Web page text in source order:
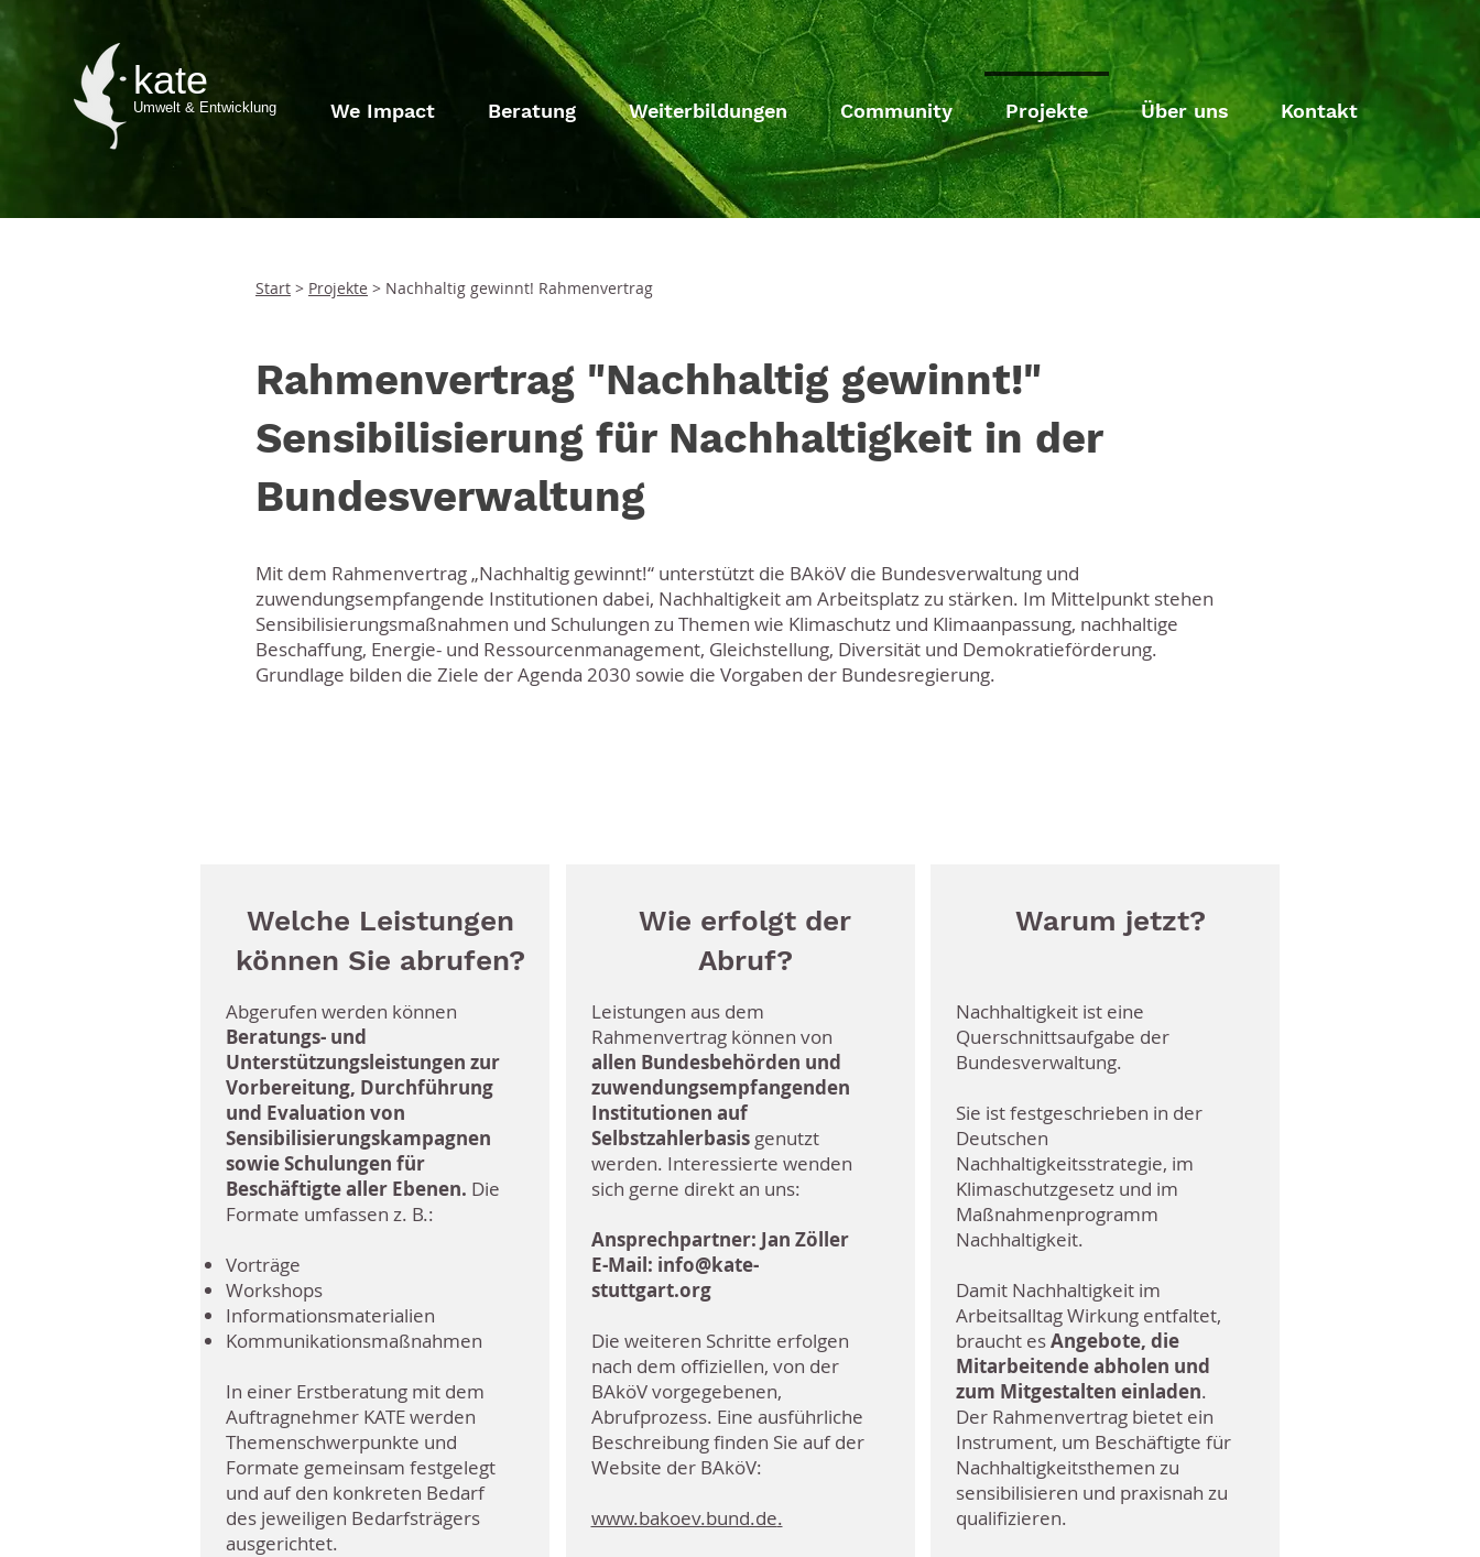
kate
Umwelt & Entwicklung We Impact Beratung Weiterbildungen Community Projekte Über uns Kontakt
Start > Projekte > Nachhaltig gewinnt! Rahmenvertrag
Rahmenvertrag "Nachhaltig gewinnt!"
Sensibilisierung für Nachhaltigkeit in der
Bundesverwaltung
Mit dem Rahmenvertrag „Nachhaltig gewinnt!“ unterstützt die BAköV die Bundesverwaltung und
zuwendungsempfangende Institutionen dabei, Nachhaltigkeit am Arbeitsplatz zu stärken. Im Mittelpunkt stehen
Sensibilisierungsmaßnahmen und Schulungen zu Themen wie Klimaschutz und Klimaanpassung, nachhaltige
Beschaffung, Energie- und Ressourcenmanagement, Gleichstellung, Diversität und Demokratieförderung.
Grundlage bilden die Ziele der Agenda 2030 sowie die Vorgaben der Bundesregierung.
Welche Leistungen
können Sie abrufen?
Abgerufen werden können
Beratungs- und
Unterstützungsleistungen zur
Vorbereitung, Durchführung
und Evaluation von
Sensibilisierungskampagnen
sowie Schulungen für
Beschäftigte aller Ebenen. Die
Formate umfassen z. B.:
Vorträge
Workshops
Informationsmaterialien
Kommunikationsmaßnahmen
In einer Erstberatung mit dem
Auftragnehmer KATE werden
Themenschwerpunkte und
Formate gemeinsam festgelegt
und auf den konkreten Bedarf
des jeweiligen Bedarfsträgers
ausgerichtet.
Wie erfolgt der
Abruf?
Leistungen aus dem
Rahmenvertrag können von
allen Bundesbehörden und
zuwendungsempfangenden
Institutionen auf
Selbstzahlerbasisgenutzt
werden. Interessierte wenden
sich gerne direkt an uns:
Ansprechpartner: Jan Zöller
E-Mail: info@kate-
stuttgart.org
Die weiteren Schritte erfolgen
nach dem offiziellen, von der
BAköV vorgegebenen,
Abrufprozess. Eine ausführliche
Beschreibung finden Sie auf der
Website der BAköV:
www.bakoev.bund.de.
Warum jetzt?
Nachhaltigkeit ist eine
Querschnittsaufgabe der
Bundesverwaltung.
Sie ist festgeschrieben in der
Deutschen
Nachhaltigkeitsstrategie, im
Klimaschutzgesetz und im
Maßnahmenprogramm
Nachhaltigkeit.
Damit Nachhaltigkeit im
Arbeitsalltag Wirkung entfaltet,
braucht esAngebote, die
Mitarbeitende abholen und
zum Mitgestalten einladen.
Der Rahmenvertrag bietet ein
Instrument, um Beschäftigte für
Nachhaltigkeitsthemen zu
sensibilisieren und praxisnah zu
qualifizieren.